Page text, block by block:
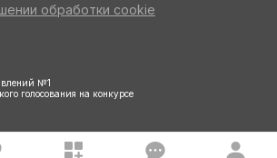
обработки cookie
№1
голосования на конкурсе